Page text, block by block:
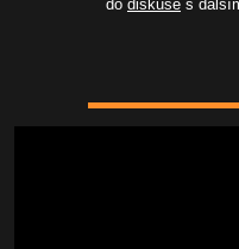
do diskuse s